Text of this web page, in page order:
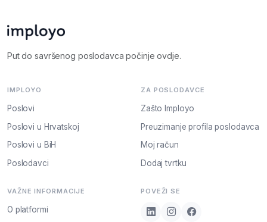
Put do savršenog poslodavca počinje ovdje.
IMPLOYO
Poslovi
Poslovi u Hrvatskoj
Poslovi u BiH
Poslodavci
ZA POSLODAVCE
Zašto Imployo
Preuzimanje profila poslodavca
Moj račun
Dodaj tvrtku
VAŽNE INFORMACIJE
O platformi
POVEŽI SE